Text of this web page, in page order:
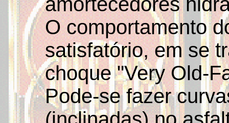
O comportamento
satisfatório, em se
choque "Very Old-
Pode-se fazer